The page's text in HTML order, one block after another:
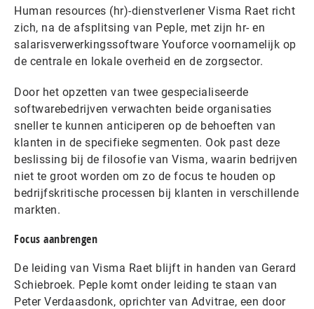
Human resources (hr)-dienstverlener Visma Raet richt
zich, na de afsplitsing van Peple, met zijn hr- en
salarisverwerkingssoftware Youforce voornamelijk op
de centrale en lokale overheid en de zorgsector.
Door het opzetten van twee gespecialiseerde
softwarebedrijven verwachten beide organisaties
sneller te kunnen anticiperen op de behoeften van
klanten in de specifieke segmenten. Ook past deze
beslissing bij de filosofie van Visma, waarin bedrijven
niet te groot worden om zo de focus te houden op
bedrijfskritische processen bij klanten in verschillende
markten.
Focus aanbrengen
De leiding van Visma Raet blijft in handen van Gerard
Schiebroek. Peple komt onder leiding te staan van
Peter Verdaasdonk, oprichter van Advitrae, een door